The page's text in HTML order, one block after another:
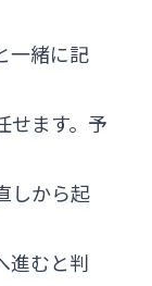
一緒に記
せます。予
しから起
むと判